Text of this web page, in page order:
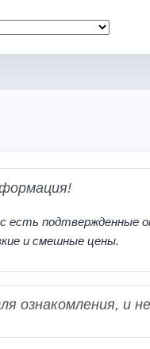
есть подтвержденные
и смешные цены.
ознакомления, и